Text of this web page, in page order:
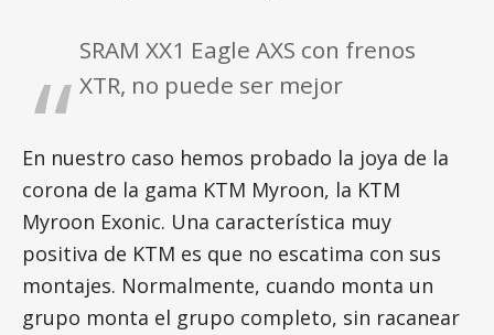
SRAM XX1 Eagle AXS con frenos
XTR, no puede ser mejor
En nuestro caso hemos probado la joya de la
corona de la gama KTM Myroon, la KTM
Myroon Exonic. Una característica muy
positiva de KTM es que no escatima con sus
montajes. Normalmente, cuando monta un
grupo monta el grupo completo, sin racanear